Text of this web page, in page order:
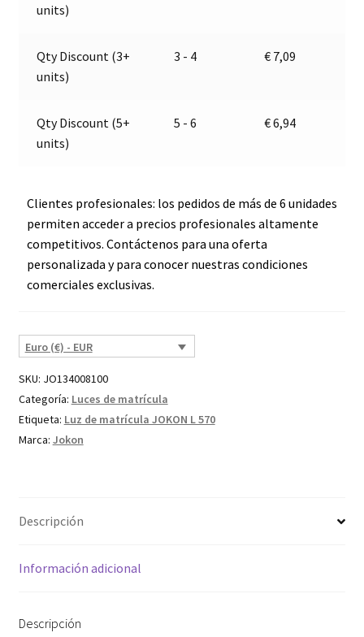
13.4008.100,
units)
Qty Discount (3+
units)
3 - 4 € 7,09
Qty Discount (5+
units)
5 - 6 €6,94
Clientes profesionales: los pedidos de más de 6 unidades
permiten acceder a precios profesionales altamente
competitivos. Contáctenos para una oferta
personalizada y para conocer nuestras condiciones
comerciales exclusivas.
Euro (€) - EUR
SKU: JO134008100
Categoría: Luces de matrícula
Etiqueta: Luz de matrícula JOKON L 570
Marca: Jokon
Descripción
Información adicional
Descripción